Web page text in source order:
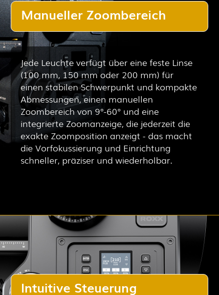
Manueller Zoombereich
Jede Leuchte verfügt über eine feste Linse
(100 mm, 150 mm oder 200 mm) für
einen stabilen Schwerpunkt und kompakte
Abmessungen, einen manuellen
Zoombereich von 9°-60° und eine
integrierte Zoomanzeige, die jederzeit die
exakte Zoomposition anzeigt - das macht
die Vorfokussierung und Einrichtung
schneller, präziser und wiederholbar.
Intuitive Steuerung